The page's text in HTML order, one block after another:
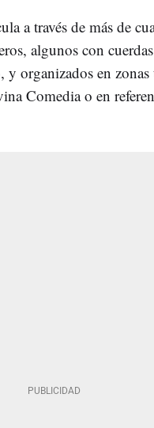
a través de más de
algunos con
y organizados en zonas
Comedia o en